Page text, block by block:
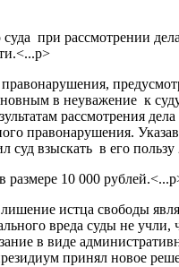
при рассмотрении
в неуважение к
рассмотрения
правонарушения.
взыскать в его пользу
размере 10 000
истца свободы
вреда суды не учли,
в виде
принял новое